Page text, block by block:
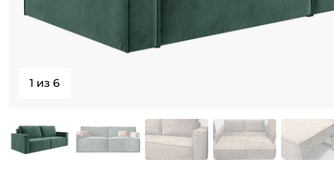
1 из 6